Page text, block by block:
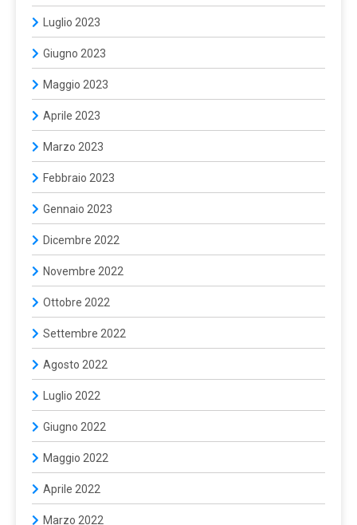
Luglio 2023
Giugno 2023
Maggio 2023
Aprile 2023
Marzo 2023
Febbraio 2023
Gennaio 2023
Dicembre 2022
Novembre 2022
Ottobre 2022
Settembre 2022
Agosto 2022
Luglio 2022
Giugno 2022
Maggio 2022
Aprile 2022
Marzo 2022